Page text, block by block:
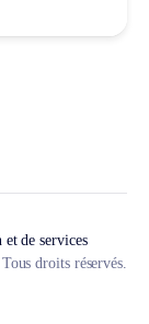
de services
droits réservés.